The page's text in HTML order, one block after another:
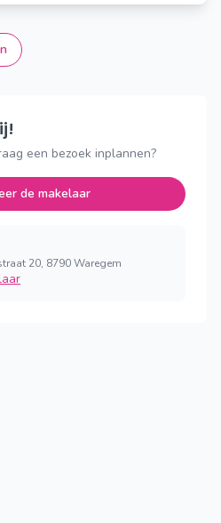
een bezoek inplannen?
de makelaar
20, 8790 Waregem